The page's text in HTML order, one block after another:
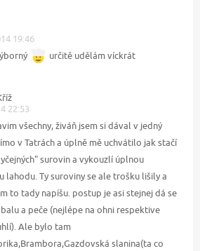
19:46
určitě udělám víckrát
22:53
všechny, živáň jsem si dával v jedný
v Tatrách a úplně mě uchvátilo jak stačí
surovin a vykouzlí úplnou
lahodu. Ty suroviny se ale trošku lišily a
to tady napíšu. postup je asi stejnej dá se
a peče (nejlépe na ohni respektive
Ale bylo tam
slanina(ta co